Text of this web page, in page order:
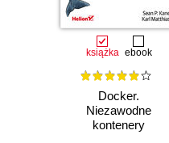
książka ebook
Docker.
Niezawodne
kontenery